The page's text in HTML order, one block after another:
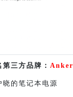
三方品牌： Anker
晓的笔记本电源